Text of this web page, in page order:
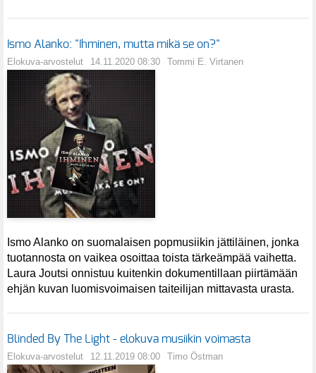
Ismo Alanko: "Ihminen, mutta mikä se on?"
Elokuva-arvostelut 14.11.2020 08:30 Tommi E. Virtanen
Ismo Alanko on suomalaisen popmusiikin jättiläinen, jonka
tuotannosta on vaikea osoittaa toista tärkeämpää vaihetta.
Laura Joutsi onnistuu kuitenkin dokumentillaan piirtämään
ehjän kuvan luomisvoimaisen taiteilijan mittavasta urasta.
Blinded By The Light - elokuva musiikin voimasta
Elokuva-arvostelut 12.11.2019 08:00 Timo Östman